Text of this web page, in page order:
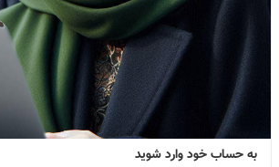
به حساب خود وارد شوید